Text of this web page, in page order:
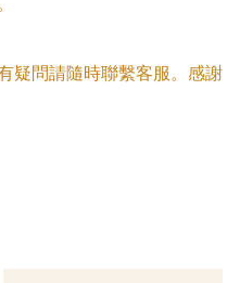
疑問請隨時聯繫客服。感謝